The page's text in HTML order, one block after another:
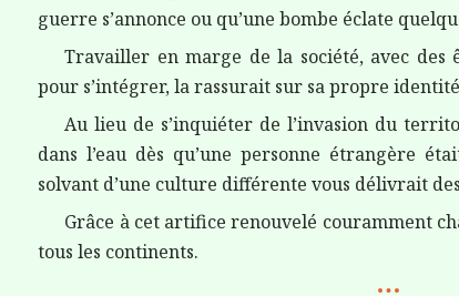
guerre s’annonce ou qu’une bombe éclate
Travailler en marge de la société, avec des
pour s’intégrer, la rassurait sur sa propre
Au lieu de s’inquiéter de l’invasion du
dans l’eau dès qu’une personne étrangère
solvant d’une culture différente vous délivrait
Grâce à cet artifice renouvelé couramment
tous les continents.